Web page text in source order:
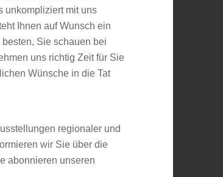
unkompliziert mit uns
Ihnen auf Wunsch ein
Sie schauen bei
uns richtig Zeit für Sie
Wünsche in die Tat
regionaler und
wir Sie über die
abonnieren unseren